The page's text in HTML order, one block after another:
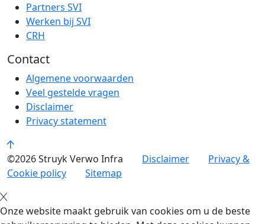
Partners SVI
Werken bij SVI
CRH
Contact
Algemene voorwaarden
Veel gestelde vragen
Disclaimer
Privacy statement
©2026 Struyk Verwo Infra Disclaimer
Privacy &
Cookie policy
Sitemap
Onze website maakt gebruik van cookies om u de beste